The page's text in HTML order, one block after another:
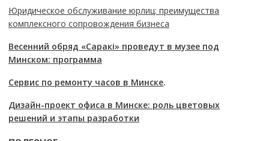
Юридическое обслуживание юрлиц: преимущества
комплексного сопровождения бизнеса
Весенний обряд «Саракі» проведут в музее под
Минском: программа
Сервис по ремонту часов в Минске.
Дизайн-проект офиса в Минске: роль цветовых
решений и этапы разработки